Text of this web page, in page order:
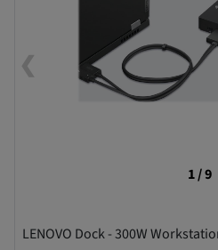
1 / 9
❮
LENOVO Dock - 300W